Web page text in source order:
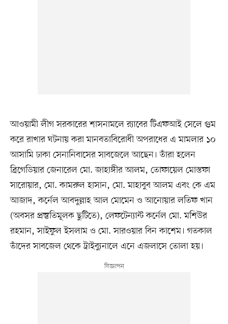
আওয়ামী লীগ সরকারের শাসনামলে র‍্যাবের টিএফআই সেলে গুম
করে রাখার ঘটনায় করা মানবতাবিরোধী অপরাধের এ মামলার ১০
আসামি ঢাকা সেনানিবাসের সাবজেলে আছেন। তাঁরা হলেন
ব্রিগেডিয়ার জেনারেল মো. জাহাঙ্গীর আলম, তোফায়েল মোস্তফা
সারোয়ার, মো. কামরুল হাসান, মো. মাহাবুব আলম এবং কে এম
আজাদ, কর্নেল আবদুল্লাহ আল মোমেন ও আনোয়ার লতিফ খান
(অবসর প্রস্তুতিমূলক ছুটিতে), লেফটেন্যান্ট কর্নেল মো. মশিউর
রহমান, সাইফুল ইসলাম ও মো. সারওয়ার বিন কাশেম। গতকাল
তাঁদের সাবজেল থেকে ট্রাইব্যুনালে এনে এজলাসে তোলা হয়।